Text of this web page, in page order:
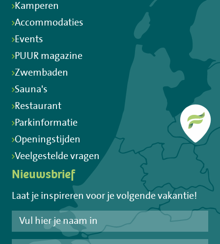
Kamperen
Accommodaties
Events
PUUR magazine
Zwembaden
Sauna's
Restaurant
Parkinformatie
Openingstijden
Veelgestelde vragen
Nieuwsbrief
Laat je inspireren voor je volgende vakantie!